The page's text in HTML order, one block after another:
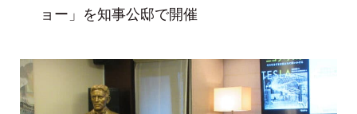
ョー」を知事公邸で開催